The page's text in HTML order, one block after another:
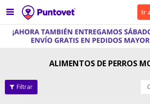
 Ir
ALIMENTOS DE PERROS